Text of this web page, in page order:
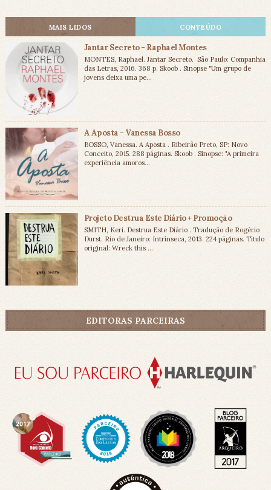
MAIS LIDOS CONTEÚDO
Jantar Secreto - Raphael Montes
MONTES, Raphael. Jantar Secreto. São Paulo: Companhia
das Letras, 2016. 368 p. Skoob . Sinopse "Um grupo de
jovens deixa uma pe...
A Aposta - Vanessa Bosso
BOSSO, Vanessa. A Aposta . Ribeirão Preto, SP: Novo
Conceito, 2015. 288 páginas. Skoob . Sinopse: "A primeira
experiência amoros...
Projeto Destrua Este Diário + Promoção
SMITH, Keri. Destrua Este Diário . Tradução de Rogério
Durst. Rio de Janeiro: Intrínseca, 2013. 224 páginas. Título
original: Wreck this ...
EDITORAS PARCEIRAS